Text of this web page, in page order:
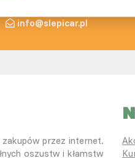
info@slepicar.pl
przez internet.
oszustw i kłamstw